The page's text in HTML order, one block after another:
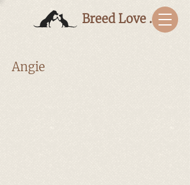
Breed Love Bulgaria
Angie